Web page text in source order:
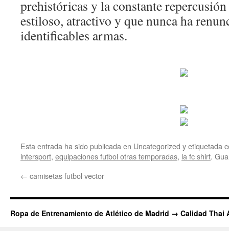
prehistóricas y la constante
estiloso, atractivo y que nunca ha
identificables armas.
Esta entrada ha sido publicada en Uncategorized y etiquetada
intersport, equipaciones futbol otras temporadas, la fc shirt.
← camisetas futbol vector
Ropa de Entrenamiento de Atlético de Madrid → Calidad Thai